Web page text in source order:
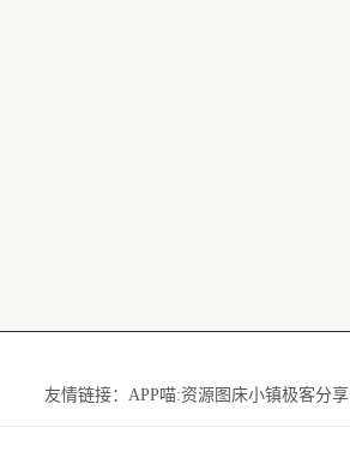
友情链接： APP喵:资源 图床小镇极客分享